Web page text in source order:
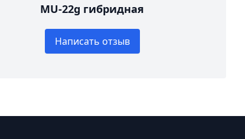
MU-22g гибридная
Написать отзыв